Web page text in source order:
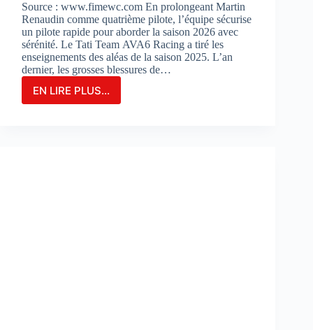
Source : www.fimewc.com En prolongeant Martin
Renaudin comme quatrième pilote, l’équipe sécurise
un pilote rapide pour aborder la saison 2026 avec
sérénité. Le Tati Team AVA6 Racing a tiré les
enseignements des aléas de la saison 2025. L’an
dernier, les grosses blessures de…
EN LIRE PLUS...
Le